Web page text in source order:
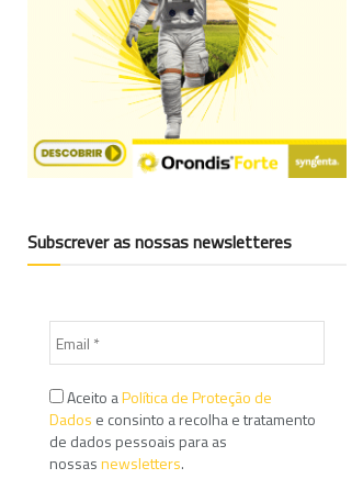
Subscrever as nossas newsletteres
Aceito aPolítica de Proteção de
Dados e consinto a recolha e tratamento
de dados pessoais para as
nossasnewsletters.